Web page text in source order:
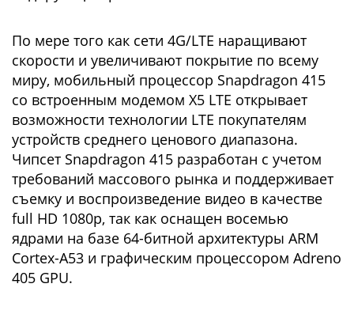
По мере того как сети 4G/LTE наращивают
скорости и увеличивают покрытие по всему
миру, мобильный процессор Snapdragon 415
со встроенным модемом X5 LTE открывает
возможности технологии LTE покупателям
устройств среднего ценового диапазона.
Чипсет Snapdragon 415 разработан с учетом
требований массового рынка и поддерживает
съемку и воспроизведение видео в качестве
full HD 1080p, так как оснащен восемью
ядрами на базе 64-битной архитектуры ARM
Cortex-A53 и графическим процессором Adreno
405 GPU.